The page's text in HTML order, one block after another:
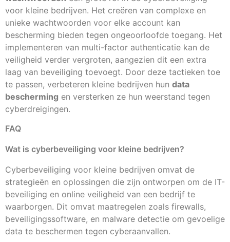
voor kleine bedrijven. Het creëren van complexe en
unieke wachtwoorden voor elke account kan
bescherming bieden tegen ongeoorloofde toegang. Het
implementeren van multi-factor authenticatie kan de
veiligheid verder vergroten, aangezien dit een extra
laag van beveiliging toevoegt. Door deze tactieken toe
te passen, verbeteren kleine bedrijven hun data
bescherming en versterken ze hun weerstand tegen
cyberdreigingen.
FAQ
Wat is cyberbeveiliging voor kleine bedrijven?
Cyberbeveiliging voor kleine bedrijven omvat de
strategieën en oplossingen die zijn ontworpen om de IT-
beveiliging en online veiligheid van een bedrijf te
waarborgen. Dit omvat maatregelen zoals firewalls,
beveiligingssoftware, en malware detectie om gevoelige
data te beschermen tegen cyberaanvallen.